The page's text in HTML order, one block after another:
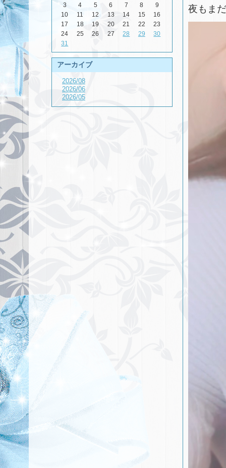
3
4 5 6 7 8
9
10
11 12 13 14 15
16
17
18 19 20 21 22
23
24
25 26 27 28 29
30
31
アーカイブ
2026/08
2026/06
2026/05
夜もま